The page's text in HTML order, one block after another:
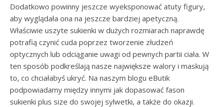
Dodatkowo powinny jeszcze wyeksponować atuty figury,
aby wyglądała ona na jeszcze bardziej apetyczną.
Właściwie uszyte sukienki w dużych rozmiarach naprawdę
potrafią czynić cuda poprzez tworzenie złudzeń
optycznych lub odciąganie uwagi od pewnych partii ciała. W
ten sposób podkreślają nasze największe walory i maskują
to, co chciałabyś ukryć. Na naszym blogu eButik
podpowiadamy między innymi jak dopasować fason
sukienki plus size do swojej sylwetki, a także do okazji.